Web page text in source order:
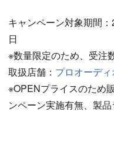
キャンペーン対象期間
日
※数量限定のため、受注
取扱店舗： プロオーデ
※OPENプライスのため
ンペーン実施有無、製